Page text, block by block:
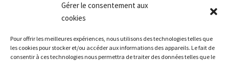
Gérer le consentement aux
cookies
Pour offrir les meilleures expériences, nous utilisons des technologies telles que
les cookies pour stocker et/ou accéder aux informations des appareils. Le fait de
consentir à ces technologies nous permettra de traiter des données telles que le
RÉALISATION